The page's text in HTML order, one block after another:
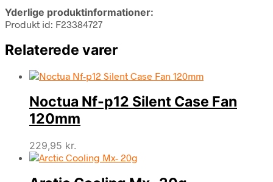
Yderlige produktinformationer:
Produkt id: F23384727
Relaterede varer
Noctua Nf-p12 Silent Case Fan
120mm
229,95 kr.